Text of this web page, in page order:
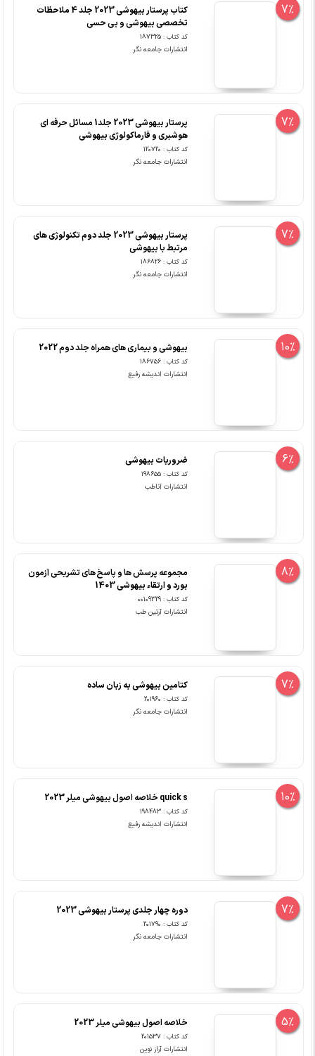
7%
کتاب پرستار بیهوشی 2023 جلد 4 ملاحظات
تخصصی بیهوشی و بی حسی
کد کتاب : 187325
انتشارات جامعه نگر
7%
پرستار بیهوشی 2023 جلد1 مسائل حرفه ای
هوشبری و فارماکولوژی بیهوشی
کد کتاب : 120720
انتشارات جامعه نگر
7%
پرستار بیهوشی 2023 جلد دوم تکنولوژی های
مرتبط با بیهوشی
کد کتاب : 186826
انتشارات جامعه نگر
10% بیهوشی و بیماری های همراه جلد دوم 2022
کد کتاب : 186756
انتشارات اندیشه رفیع
6% ضروریات بیهوشی
کد کتاب : 198655
انتشارات آناطب
8%
مجموعه پرسش ها و پاسخ های تشریحی آزمون
بورد و ارتقاء بیهوشی 1403
کد کتاب : 00109329
انتشارات آرتین طب
7% کتامین بیهوشی به زبان ساده
کد کتاب : 201960
انتشارات جامعه نگر
10% quick s خلاصه اصول بیهوشی میلر 2023
کد کتاب : 198483
انتشارات اندیشه رفیع
7% دوره چهار جلدی پرستار بیهوشی 2023
کد کتاب : 201790
انتشارات جامعه نگر
5% خلاصه اصول بیهوشی میلر 2023
کد کتاب : 201537
انتشارات آراز نوین